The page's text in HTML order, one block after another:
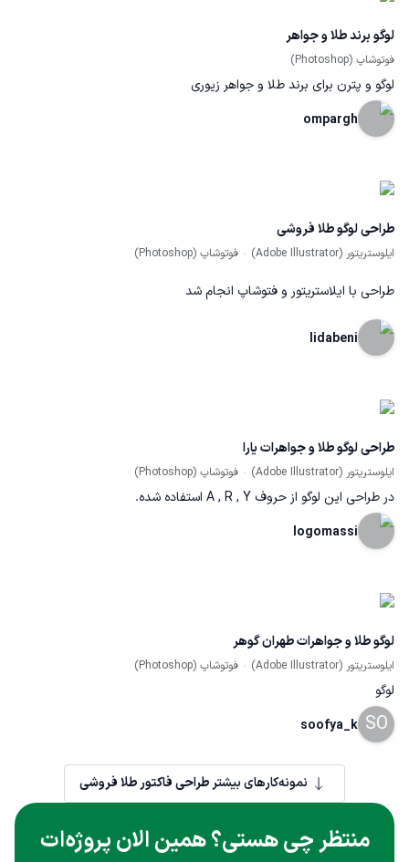
لوگو برند طلا و جواهر
فوتوشاپ (Photoshop)
لوگو و پترن برای برند طلا و جواهر زیوری
ompargh
طراحی لوگو طلا فروشی
ایلوستریتور (Adobe Illustrator) فوتوشاپ (Photoshop)
طراحی با ایلاستریتور و فتوشاپ انجام شد
lidabeni
طراحی لوگو طلا و جواهرات یارا
ایلوستریتور (Adobe Illustrator) فوتوشاپ (Photoshop)
در طراحی این لوگو از حروف A , R , Y استفاده شده.
logomassi
لوگو طلا و جواهرات طهران گوهر
ایلوستریتور (Adobe Illustrator) فوتوشاپ (Photoshop)
لوگو
SO
soofya_k
نمونه‌کارهای بیشتر طراحی فاکتور طلا فروشی
منتظر چی هستی؟ همین الان پروژه‌ات